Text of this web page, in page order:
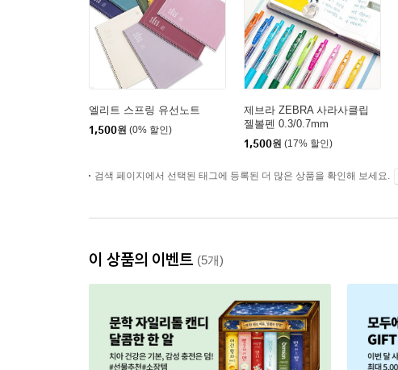
엘리트 스프링 유선노트
1,500원 (0% 할인)
제브라 ZEBRA 사라사클립
젤볼펜 0.3/0.7mm
1,500원 (17% 할인)
검색 페이지에서 선택된 태그에 등록된 더 많은 상품을 확인해 보세요.
이 상품의 이벤트 (5개)